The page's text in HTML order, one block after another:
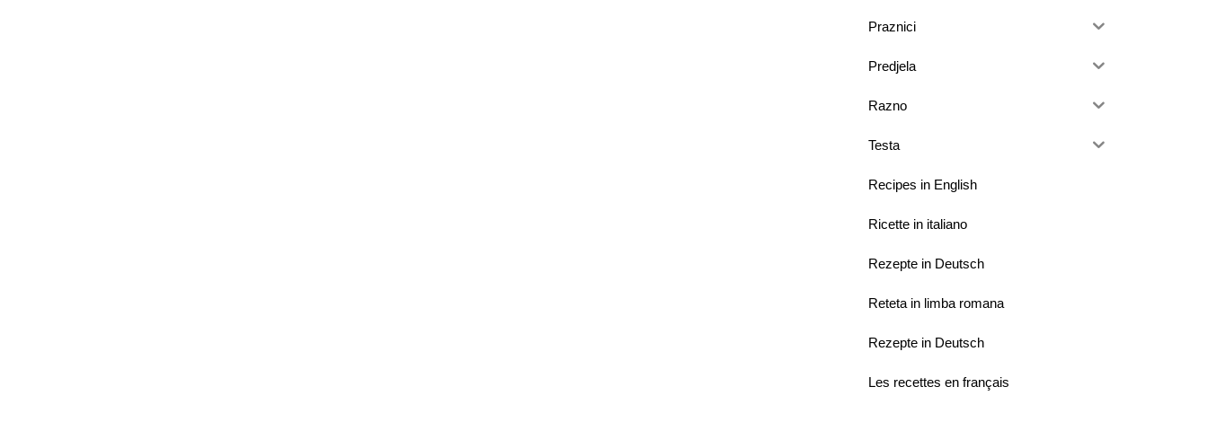
Praznici
Predjela
Razno
Testa
Recipes in English
Ricette in italiano
Rezepte in Deutsch
Reteta in limba romana
Rezepte in Deutsch
Les recettes en français